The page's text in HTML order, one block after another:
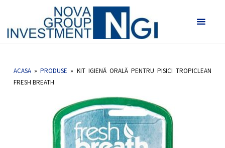
Kit igienă orală pentru PISICI TROPICLEAN
ACASA »PRODUSE » KIT IGIENĂ ORALĂ PENTRU PISICI TROPICLEAN
FRESH BREATH